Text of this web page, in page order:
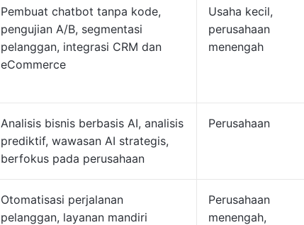
Pembuat chatbot tanpa kode,
pengujian A/B, segmentasi
pelanggan, integrasi CRM dan
eCommerce
Usaha kecil,
perusahaan
menengah
Analisis bisnis berbasis AI, analisis
prediktif, wawasan AI strategis,
berfokus pada perusahaan
Perusahaan
Otomatisasi perjalanan
pelanggan, layanan mandiri
Perusahaan
menengah,